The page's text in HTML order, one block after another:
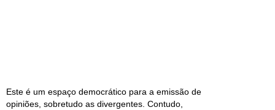
Este é um espaço democrático para a emissão de
opiniões, sobretudo as divergentes. Contudo,